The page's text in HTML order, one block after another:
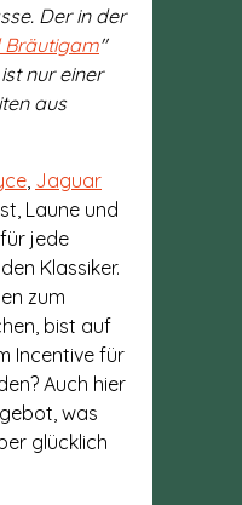
Der in der
Bräutigam"
nur einer
aus
Jaguar
Laune und
jede
Klassiker.
zum
bist auf
Incentive für
Auch hier
was
glücklich